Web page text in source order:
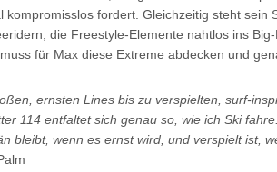
kompromisslos fordert. Gleichzeitig steht sein
die Freestyle-Elemente nahtlos ins
für Max diese Extreme abdecken und
ernsten Lines bis zu verspielten, surf-
114 entfaltet sich genau so, wie ich Ski
bleibt, wenn es ernst wird, und verspielt ist,